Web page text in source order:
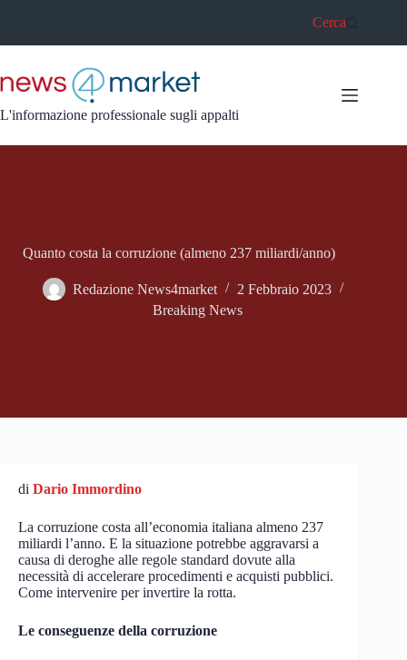
Cerca
L'informazione professionale sugli appalti
Quanto costa la corruzione (almeno 237 miliardi/anno)
Redazione News4market
2 Febbraio 2023
Breaking News
di Dario Immordino
La corruzione costa all’economia italiana almeno 237
miliardi l’anno. E la situazione potrebbe aggravarsi a
causa di deroghe alle regole standard dovute alla
necessità di accelerare procedimenti e acquisti pubblici.
Come intervenire per invertire la rotta.
Le conseguenze della corruzione